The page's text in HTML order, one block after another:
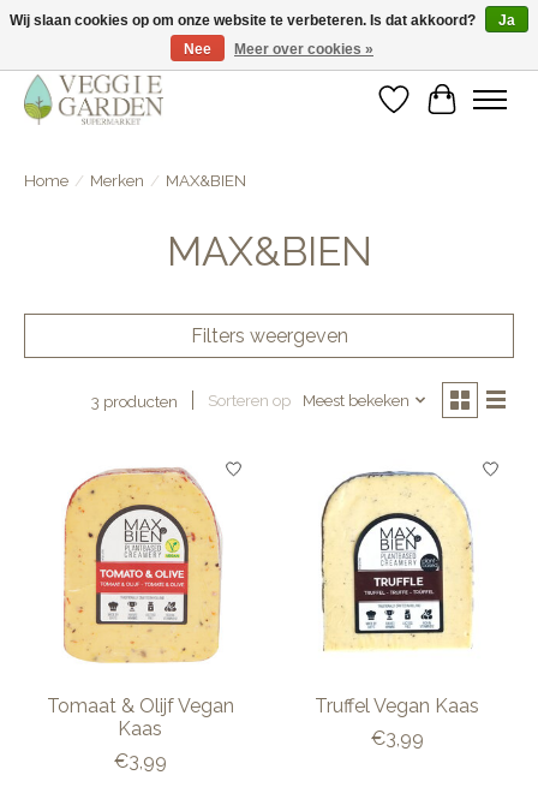
vegan & veggie products | free store pick-up
Verlanglijst
Home / Merken / MAX&BIEN
MAX&BIEN
Filters weergeven
3 producten Sorteren op Meest bekeken
Tomaat & Olijf Vegan
Kaas
€3,99
Truffel Vegan Kaas
€3,99
Wij slaan cookies op om onze website te verbeteren. Is dat akkoord?
Ja
Nee
Meer over cookies »